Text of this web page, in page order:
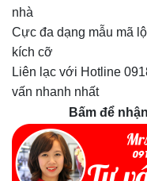
nhà
Cực đa dạng mẫu mã
kích cỡ
Liên lạc với Hotline
vấn nhanh nhất
Bấm để